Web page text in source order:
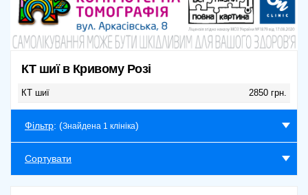
КТ шиї в Кривому Розі
КТ шиї 2850 грн.
Фільтр: (Знайдена 1 клініка)
Сортувати